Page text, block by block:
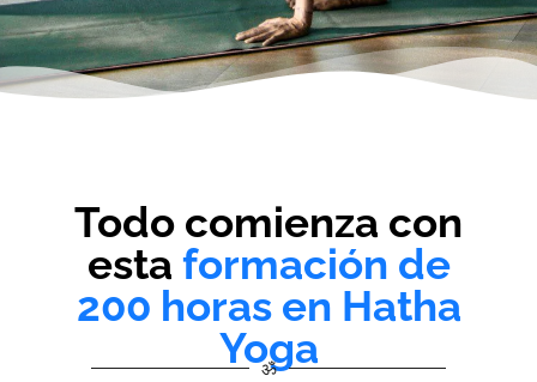
Todo comienza con
esta formación de
200 horas en Hatha
Yoga
ॐ